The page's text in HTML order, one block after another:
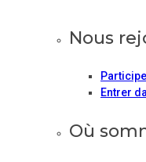
Nous
Entrer
Où